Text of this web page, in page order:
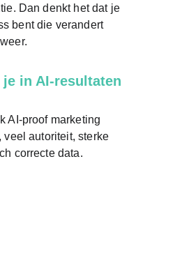
Dan denkt het dat je
bent die verandert
in AI-resultaten
AI-proof marketing
veel autoriteit, sterke
correcte data.